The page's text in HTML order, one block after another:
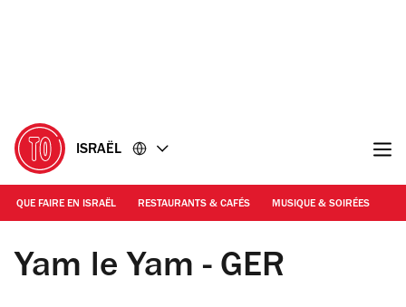
ISRAËL
QUE FAIRE EN ISRAËL RESTAURANTS & CAFÉS MUSIQUE & SOIRÉES
@Pr
Yam le Yam - GER